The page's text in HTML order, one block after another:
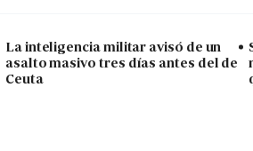
La inteligencia militar avisó de un
asalto masivo tres días antes del de
Ceuta